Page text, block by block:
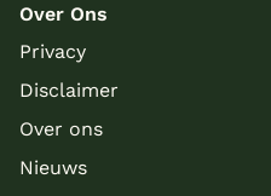
Over Ons
Privacy
Disclaimer
Over ons
Nieuws